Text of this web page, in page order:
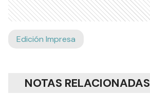
Edición Impresa
NOTAS RELACIONADAS